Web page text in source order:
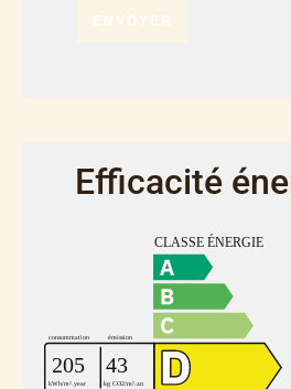
ENVOYER
Efficacité